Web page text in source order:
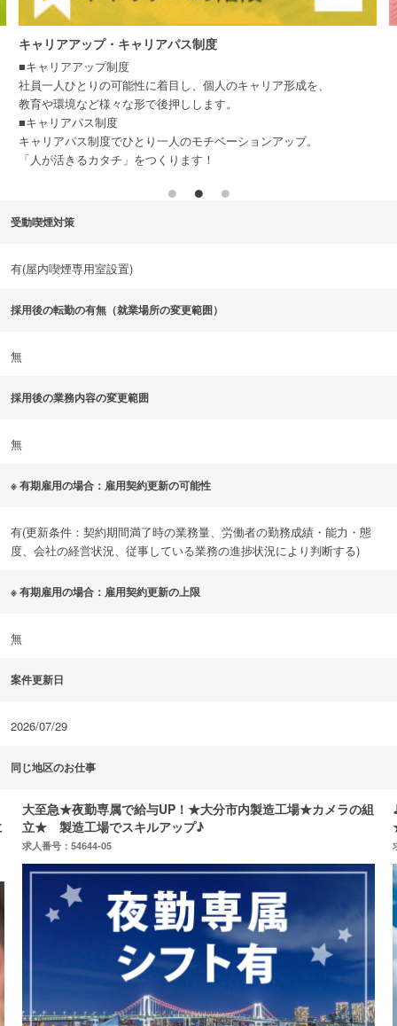
キャリアアップ・キャリアパス制度
■キャリアアップ制度
社員一人ひとりの可能性に着目し、個人のキャリア形成を、
教育や環境など様々な形で後押しします。
■キャリアパス制度
キャリアパス制度でひとり一人のモチベーションアップ。
「人が活きるカタチ」をつくります！
受動喫煙対策
有(屋内喫煙専用室設置)
採用後の転勤の有無（就業場所の変更範囲）
無
採用後の業務内容の変更範囲
無
※ 有期雇用の場合：雇用契約更新の可能性
有(更新条件：契約期間満了時の業務量、労働者の勤務成績・能力・態
度、会社の経営状況、従事している業務の進捗状況により判断する)
※ 有期雇用の場合：雇用契約更新の上限
無
案件更新日
2026/07/29
同じ地区のお仕事
大至急★夜勤専属で給与UP！★大分市内製造工場★カメラの組
立★ 製造工場でスキルアップ♪
求人番号：54644-05